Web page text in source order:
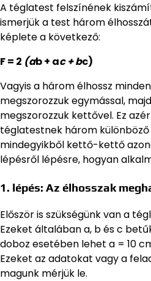
A téglatest felszínének
ismerjük a test három
képlete a következő:
F = 2 (ab + ac + bc)
Vagyis a három élhossz
megszorozzuk egymással,
megszorozzuk kettővel. Ez
téglatestnek három
mindegyikből kettő-kettő
lépésről lépésre, hogyan
1. lépés: Az élhosszak
Először is szükségünk van a
Ezeket általában a, b és c
doboz esetében lehet a = 10
Ezeket az adatokat vagy a
magunk mérjük le.